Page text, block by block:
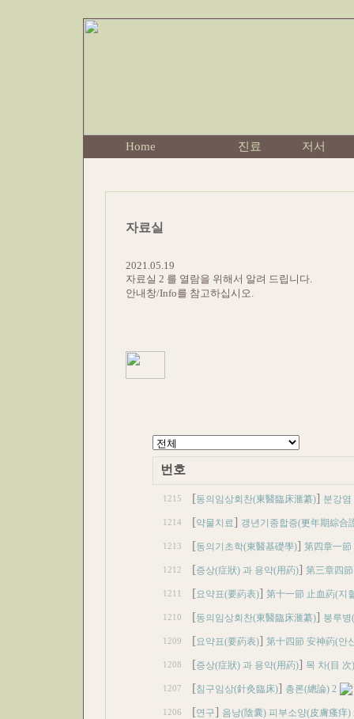
Home 진료 저서
자료실
2021.05.19
자료실 2 를 열람을 위해서 알려 드립니다.
안내창/Info를 참고하십시오.
번호
1215 [동의임상회찬(東醫臨床滙纂)] 분강
1214 [약물치료] 갱년기종합증(更年期綜合
1213 [동의기초학(東醫基礎學)] 第四章一節
1212 [증상(症狀) 과 용약(用葯)] 第三章四
1211 [요약표(要葯表)] 第十一節 止血葯(지
1210 [동의임상회찬(東醫臨床滙纂)] 붕루
1209 [요약표(要葯表)] 第十四節 安神葯(안
1208 [증상(症狀) 과 용약(用葯)] 목 차(目 次)
1207 [침구임상(針灸臨床)] 총론(總論) 2
1206 [연구] 음낭(陰囊) 피부소양(皮膚瘙痒)